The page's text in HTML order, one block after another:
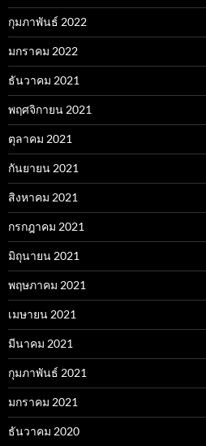
กุมภาพันธ์ 2022
มกราคม 2022
ธันวาคม 2021
พฤศจิกายน 2021
ตุลาคม 2021
กันยายน 2021
สิงหาคม 2021
กรกฎาคม 2021
มิถุนายน 2021
พฤษภาคม 2021
เมษายน 2021
มีนาคม 2021
กุมภาพันธ์ 2021
มกราคม 2021
ธันวาคม 2020